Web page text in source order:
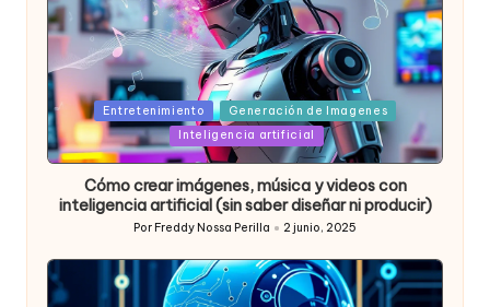
Posted
in
Entretenimiento
Generación de Imagenes
Inteligencia artificial
Cómo crear imágenes, música y videos con
inteligencia artificial (sin saber diseñar ni producir)
Publicado
por
Por Freddy Nossa Perilla 2 junio, 2025